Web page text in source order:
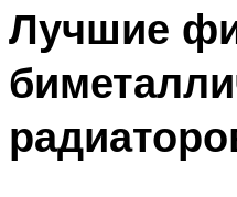
Лучшие